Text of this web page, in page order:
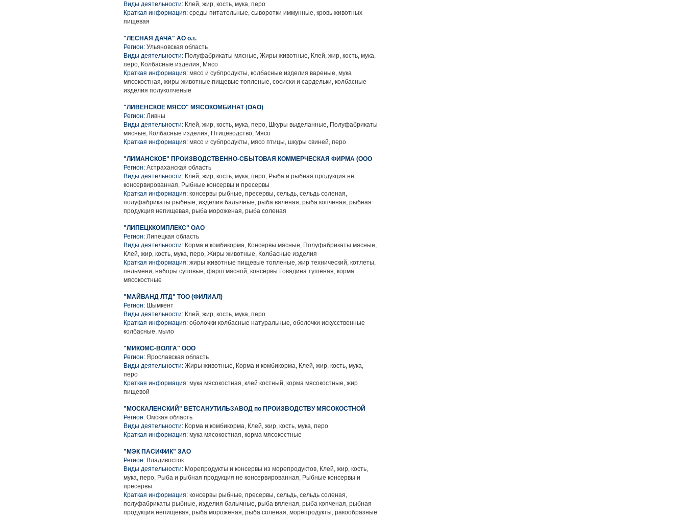
Виды деятельности: Клей, жир, кость, мука, перо
Краткая информация: среды питательные, сыворотки иммунные, кровь животных
пищевая
"ЛЕСНАЯ ДАЧА" АО о.т.
Регион: Ульяновская область
Виды деятельности: Полуфабрикаты мясные, Жиры животные, Клей, жир, кость, мука,
перо, Колбасные изделия, Мясо
Краткая информация: мясо и субпродукты, колбасные изделия вареные, мука
мясокостная, жиры животные пищевые топленые, сосиски и сардельки, колбасные
изделия полукопченые
"ЛИВЕНСКОЕ МЯСО" МЯСОКОМБИНАТ (ОАО)
Регион: Ливны
Виды деятельности: Клей, жир, кость, мука, перо, Шкуры выделанные, Полуфабрикаты
мясные, Колбасные изделия, Птицеводство, Мясо
Краткая информация: мясо и субпродукты, мясо птицы, шкуры свиней, перо
"ЛИМАНСКОЕ" ПРОИЗВОДСТВЕННО-СБЫТОВАЯ КОММЕРЧЕСКАЯ ФИРМА (ООО
Регион: Астраханская область
Виды деятельности: Клей, жир, кость, мука, перо, Рыба и рыбная продукция не
консервированная, Рыбные консервы и пресервы
Краткая информация: консервы рыбные, пресервы, сельдь, сельдь соленая,
полуфабрикаты рыбные, изделия балычные, рыба вяленая, рыба копченая, рыбная
продукция непищевая, рыба мороженая, рыба соленая
"ЛИПЕЦККОМПЛЕКС" ОАО
Регион: Липецкая область
Виды деятельности: Корма и комбикорма, Консервы мясные, Полуфабрикаты мясные,
Клей, жир, кость, мука, перо, Жиры животные, Колбасные изделия
Краткая информация: жиры животные пищевые топленые, жир технический, котлеты,
пельмени, наборы суповые, фарш мясной, консервы Говядина тушеная, корма
мясокостные
"МАЙВАНД ЛТД" ТОО (ФИЛИАЛ)
Регион: Шымкент
Виды деятельности: Клей, жир, кость, мука, перо
Краткая информация: оболочки колбасные натуральные, оболочки искусственные
колбасные, мыло
"МИКОМС-ВОЛГА" ООО
Регион: Ярославская область
Виды деятельности: Жиры животные, Корма и комбикорма, Клей, жир, кость, мука,
перо
Краткая информация: мука мясокостная, клей костный, корма мясокостные, жир
пищевой
"МОСКАЛЕНСКИЙ" ВЕТСАНУТИЛЬЗАВОД по ПРОИЗВОДСТВУ МЯСОКОСТНОЙ
Регион: Омская область
Виды деятельности: Корма и комбикорма, Клей, жир, кость, мука, перо
Краткая информация: мука мясокостная, корма мясокостные
"МЭК ПАСИФИК" ЗАО
Регион: Владивосток
Виды деятельности: Морепродукты и консервы из морепродуктов, Клей, жир, кость,
мука, перо, Рыба и рыбная продукция не консервированная, Рыбные консервы и
пресервы
Краткая информация: консервы рыбные, пресервы, сельдь, сельдь соленая,
полуфабрикаты рыбные, изделия балычные, рыба вяленая, рыба копченая, рыбная
продукция непищевая, рыба мороженая, рыба соленая, морепродукты, ракообразные